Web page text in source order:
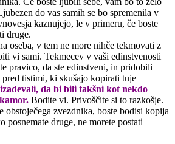
do vas samih se bo spremenila v
kaznujejo, le v primeru, če boste
druge.
oseba, v tem ne more nihče tekmovati z
vi sami. Tekmecev v vaši edinstvenosti
pravico, da ste edinstveni, in pridobili
pred tistimi, ki skušajo kopirati tuje
da bi bili takšni kot nekdo
Bodite vi. Privoščite si to razkošje.
obstoječega zvezdnika, boste bodisi kopija
posnemate druge, ne morete postati